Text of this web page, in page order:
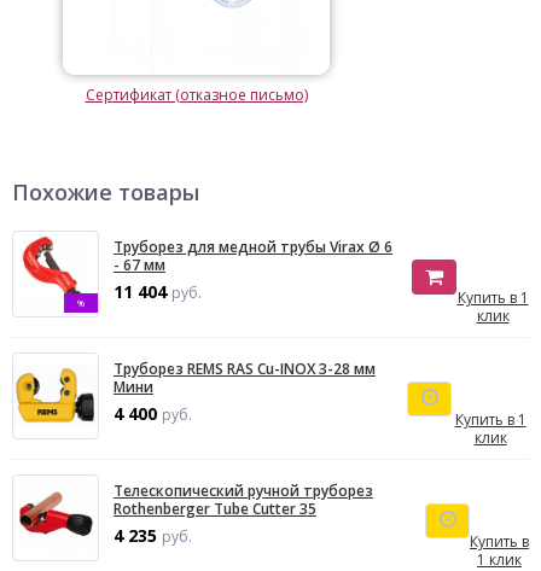
Сертификат (отказное письмо)
Похожие товары
%
Труборез для медной трубы Virax Ø 6
- 67 мм
11 404 руб.
Купить в 1
клик
Труборез REMS RAS Cu-INOХ 3-28 мм
Мини
4 400 руб.
Купить в 1
клик
Телескопический ручной труборез
Rothenberger Tube Cutter 35
4 235 руб.
Купить в
1 клик